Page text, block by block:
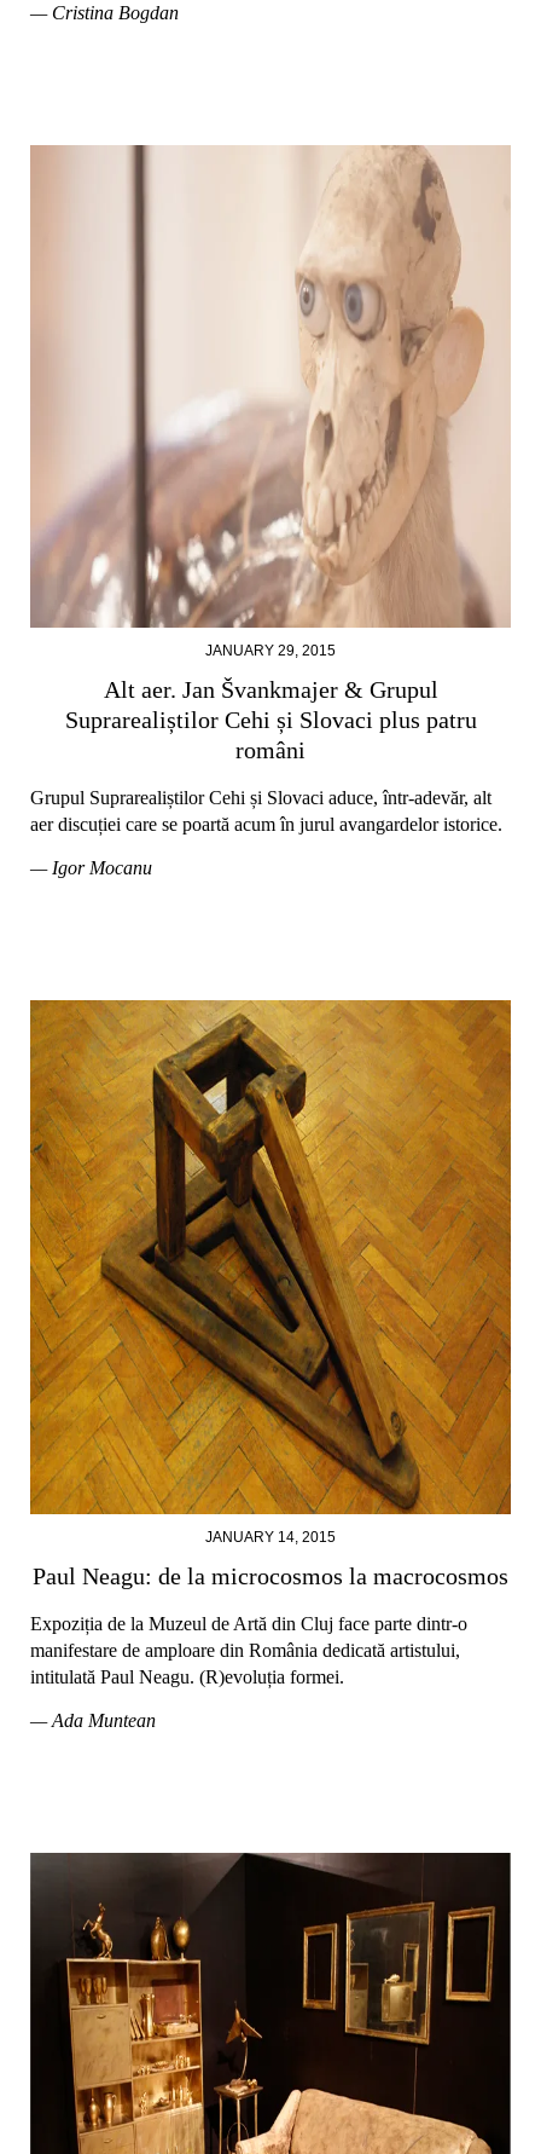
— Cristina Bogdan
JANUARY 29, 2015
Alt aer. Jan Švankmajer & Grupul
Suprarealiștilor Cehi și Slovaci plus patru
români
Grupul Suprarealiștilor Cehi și Slovaci aduce, într-adevăr, alt
aer discuției care se poartă acum în jurul avangardelor istorice.
— Igor Mocanu
JANUARY 14, 2015
Paul Neagu: de la microcosmos la macrocosmos
Expoziția de la Muzeul de Artă din Cluj face parte dintr-o
manifestare de amploare din România dedicată artistului,
intitulată Paul Neagu. (R)evoluția formei.
— Ada Muntean